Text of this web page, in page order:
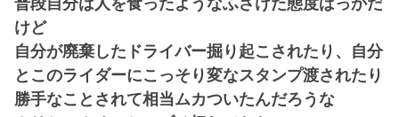
けど
自分が廃棄したドライバー掘り起こされたり、自分
とこのライダーにこっそり変なスタンプ渡されたり
勝手なことされて相当ムカついたんだろうな